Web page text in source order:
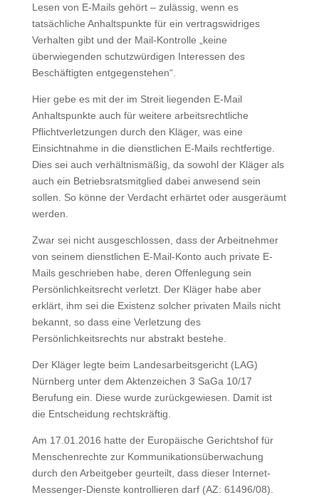
Lesen von E-Mails gehört – zulässig, wenn es
tatsächliche Anhaltspunkte für ein vertragswidriges
Verhalten gibt und der Mail-Kontrolle „keine
überwiegenden schutzwürdigen Interessen des
Beschäftigten entgegenstehen“.
Hier gebe es mit der im Streit liegenden E-Mail
Anhaltspunkte auch für weitere arbeitsrechtliche
Pflichtverletzungen durch den Kläger, was eine
Einsichtnahme in die dienstlichen E-Mails rechtfertige.
Dies sei auch verhältnismäßig, da sowohl der Kläger als
auch ein Betriebsratsmitglied dabei anwesend sein
sollen. So könne der Verdacht erhärtet oder ausgeräumt
werden.
Zwar sei nicht ausgeschlossen, dass der Arbeitnehmer
von seinem dienstlichen E-Mail-Konto auch private E-
Mails geschrieben habe, deren Offenlegung sein
Persönlichkeitsrecht verletzt. Der Kläger habe aber
erklärt, ihm sei die Existenz solcher privaten Mails nicht
bekannt, so dass eine Verletzung des
Persönlichkeitsrechts nur abstrakt bestehe.
Der Kläger legte beim Landesarbeitsgericht (LAG)
Nürnberg unter dem Aktenzeichen 3 SaGa 10/17
Berufung ein. Diese wurde zurückgewiesen. Damit ist
die Entscheidung rechtskräftig.
Am 17.01.2016 hatte der Europäische Gerichtshof für
Menschenrechte zur Kommunikationsüberwachung
durch den Arbeitgeber geurteilt, dass dieser Internet-
Messenger-Dienste kontrollieren darf (AZ: 61496/08).